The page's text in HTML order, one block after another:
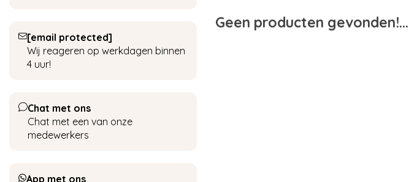
[email protected]
Wij reageren op werkdagen binnen
4 uur!
Chat met ons
Chat met een van onze
medewerkers
App met ons
Geen producten gevonden!...